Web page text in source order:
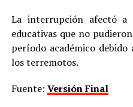
La interrupción afectó a
educativas que no
período académico
los terremotos.
Fuente: Versión Final